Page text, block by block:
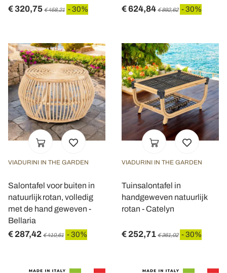
€ 320,75 € 458,21 - 30% € 624,84 € 892,62 - 30%
VIADURINI IN THE GARDEN
Salontafel voor buiten in
natuurlijk rotan, volledig
met de hand geweven -
Bellaria
€ 287,42 € 410,61 - 30%
VIADURINI IN THE GARDEN
Tuinsalontafel in
handgeweven natuurlijk
rotan - Catelyn
€ 252,71 € 361,02 - 30%